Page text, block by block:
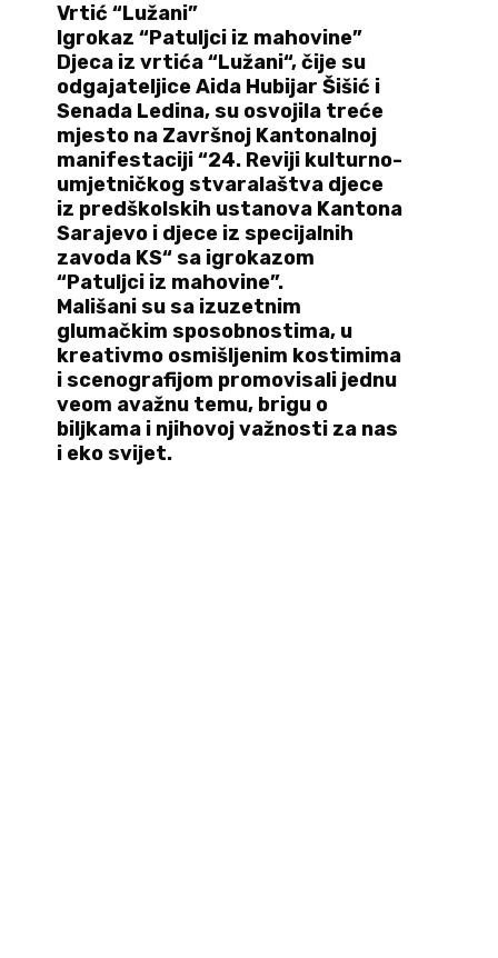
Vrtić “Lužani”
Igrokaz “Patuljci iz mahovine”
Djeca iz vrtića “Lužani“, čije su
odgajateljiceAida Hubijar Šišić i
Senada Ledina, su osvojila treće
mjesto na Završnoj Kantonalnoj
manifestaciji “24. Reviji kulturno-
umjetničkog stvaralaštva djece
iz predškolskih ustanova Kantona
Sarajevo i djece iz specijalnih
zavoda KS“ sa igrokazom
“Patuljci iz mahovine”.
Mališani su sa izuzetnim
glumačkim sposobnostima, u
kreativmo osmišljenim kostimima
i scenografijom promovisali jednu
veom avažnu temu, brigu o
biljkama i njihovoj važnosti za nas
i eko svijet.